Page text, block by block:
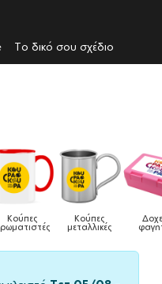
Το δικό σου σχέδιο
φαγητού Τσάντες